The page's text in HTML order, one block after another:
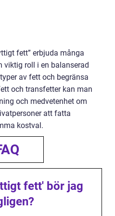
fett” erbjuda många
viktig roll i en balanserad
av fett och begränsa
och transfetter kan man
och medvetenhet om
att fatta
kostval.
fett' bör jag